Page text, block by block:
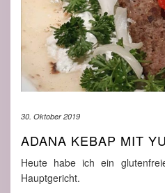
30. Oktober 2019
ADANA KEBAP MIT
Heute habe ich ein
Hauptgericht.